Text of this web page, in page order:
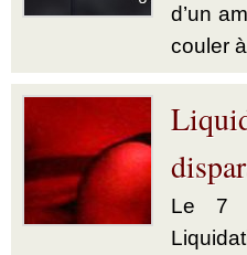
d’un
couler
Le 7